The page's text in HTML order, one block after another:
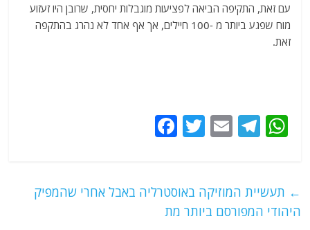
עם זאת, התקיפה הביאה לפציעות מוגבלות יחסית, שרובן היו זעזוע
מוח שפגע ביותר מ -100 חיילים, אך אף אחד לא נהרג בהתקפה
זאת.
W
h
s
A
T
el
g
ra
E
m
l
T
w
er
e ← תעשיית המוזיקה באוסטרליה באבל אחרי שהמפיק
היהודי המפורסם ביותר מת